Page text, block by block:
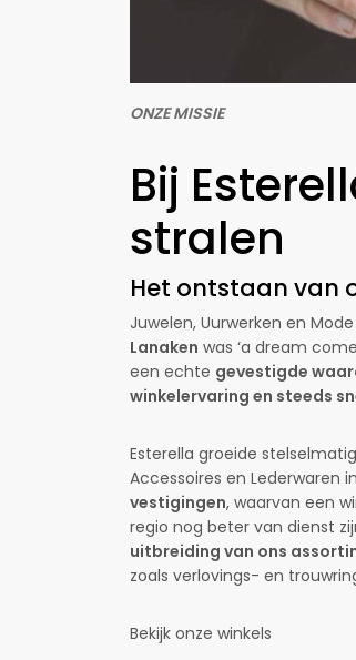
ONZE MISSIE
Bij
stralen
Het ontstaan van
Juwelen, Uurwerken en
Lanaken was ‘a dream
een echte gevestigde
winkelervaring en steeds
Esterella groeide
Accessoires en Lederwaren
vestigingen, waarvan een
regio nog beter van dienst
uitbreiding van ons
zoals verlovings- en
Bekijk onze winkels